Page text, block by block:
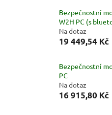
Bezpečnostní
W2H PC (s
Na dotaz
19 449,54 Kč
Bezpečnostní
PC
Na dotaz
16 915,80 Kč